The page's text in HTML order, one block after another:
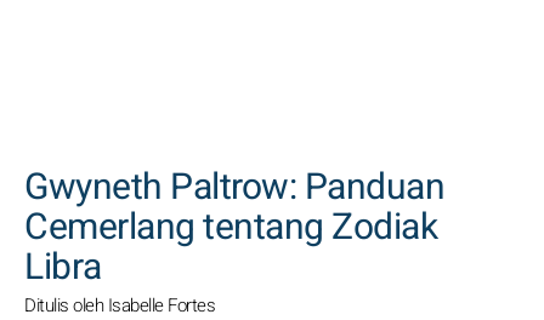
Gwyneth Paltrow: Panduan
Cemerlang tentang Zodiak
Libra
Ditulis oleh Isabelle Fortes